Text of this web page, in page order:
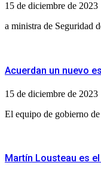
15 de diciembre de 2023
a ministra de Seguridad
Acuerdan un nuevo
15 de diciembre de 2023
El equipo de gobierno
Martín Lousteau es